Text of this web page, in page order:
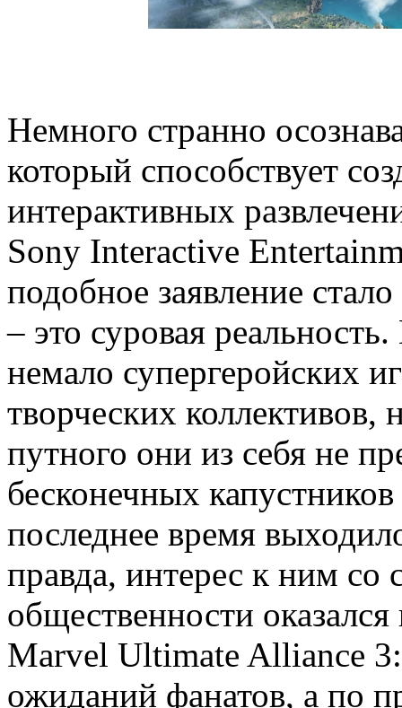
Немного странно
который способствует
интерактивных
Sony Interactive
подобное заявление
– это суровая
немало супергеройских
творческих коллективов,
путного они из себя не
бесконечных
последнее время
правда, интерес к ним со
общественности
Marvel Ultimate Alliance
ожиданий фанатов, а по